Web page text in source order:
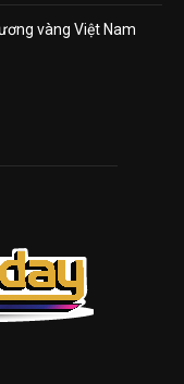
vàng Việt Nam